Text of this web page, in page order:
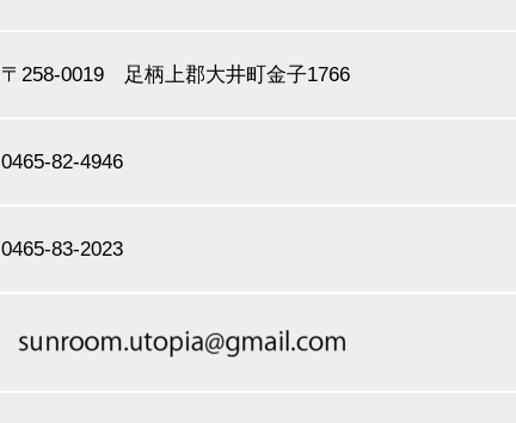
〒258-0019 足柄上郡大井町金子1766
0465-82-4946
0465-83-2023